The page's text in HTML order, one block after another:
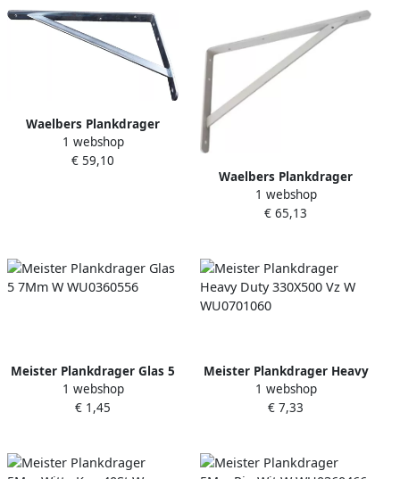
Waelbers Plankdrager
250x400mm blauw verzinkt
(GV) 10 Stuk(s) 2561.05
1 webshop
€ 59,10
Waelbers Plankdrager
250x400mm wit 10 Stuk(s)
2565.05
1 webshop
€ 65,13
Meister Plankdrager Glas 5
7Mm W WU0360556
1 webshop
€ 1,45
Meister Plankdrager Heavy
Duty 330X500 Vz W
WU0701060
1 webshop
€ 7,33